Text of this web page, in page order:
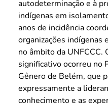
autodeterminação e à
indígenas em
anos de incidência
organizações indígenas
no âmbito da UNFCCC.
significativo ocorreu no
Gênero de Belém, que
expressamente a
conhecimento e as